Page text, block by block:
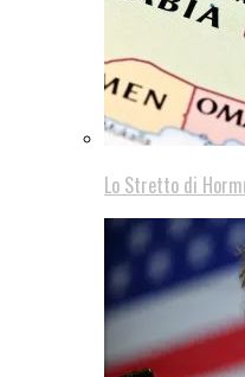
Lo Stretto di